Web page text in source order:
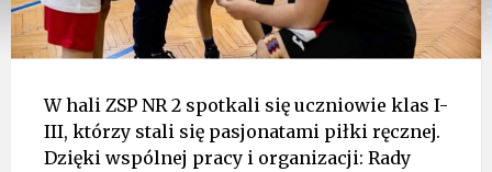
W hali ZSP NR 2 spotkali się uczniowie klas I-
III, którzy stali się pasjonatami piłki ręcznej.
Dzięki wspólnej pracy i organizacji: Rady